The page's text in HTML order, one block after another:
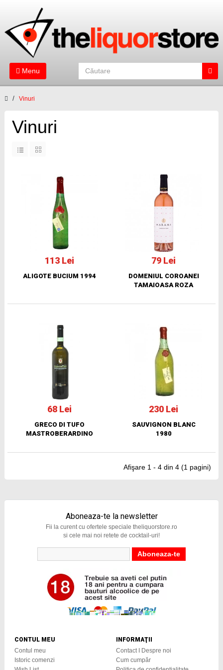
Menu
Vinuri
Vinuri
113 Lei
ALIGOTE BUCIUM 1994
79 Lei
DOMENIUL COROANEI
TAMAIOASA ROZA
68 Lei
GRECO DI TUFO
MASTROBERARDINO
230 Lei
SAUVIGNON BLANC
1980
Afişare 1 - 4 din 4 (1 pagini)
Aboneaza-te la newsletter
Fii la curent cu ofertele speciale theliquorstore.ro
si cele mai noi retete de cocktail-uri!
CONTUL MEU
Contul meu
Istoric comenzi
INFORMAŢII
Contact I Despre noi
Cum cumpăr